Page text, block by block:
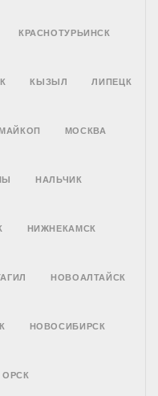
КРАСНОТУРЬИНСК
КЫЗЫЛ ЛИПЕЦК
МОСКВА
НАЛЬЧИК
НИЖНЕКАМСК
НОВОАЛТАЙСК
НОВОСИБИРСК
ОРСК